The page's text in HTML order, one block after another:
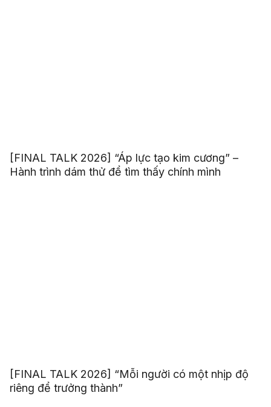
[FINAL TALK 2026] “Áp lực tạo kim cương” –
Hành trình dám thử để tìm thấy chính mình
[FINAL TALK 2026] “Mỗi người có một nhịp độ
riêng để trưởng thành”